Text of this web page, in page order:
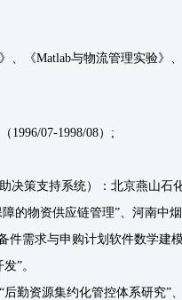
、《Matlab与物流管理实验》
1996/07-1998/08）;
决策支持系统）：北京燕山
的物资供应链管理”、河南中
件需求与申购计划软件数学
”。
勤资源集约化管控体系研究